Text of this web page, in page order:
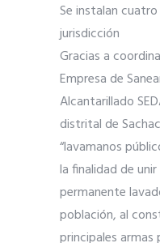
Se instalan
jurisdicción
Gracias a
Empresa de
Alcantarillado
distrital de
“lavamanos
la finalidad de
permanente
población, al
principales